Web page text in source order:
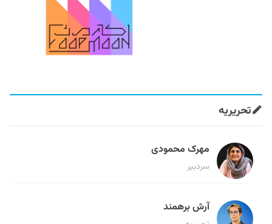
تحریریه
مهرک محمودی
سردبیر
آرش برهمند